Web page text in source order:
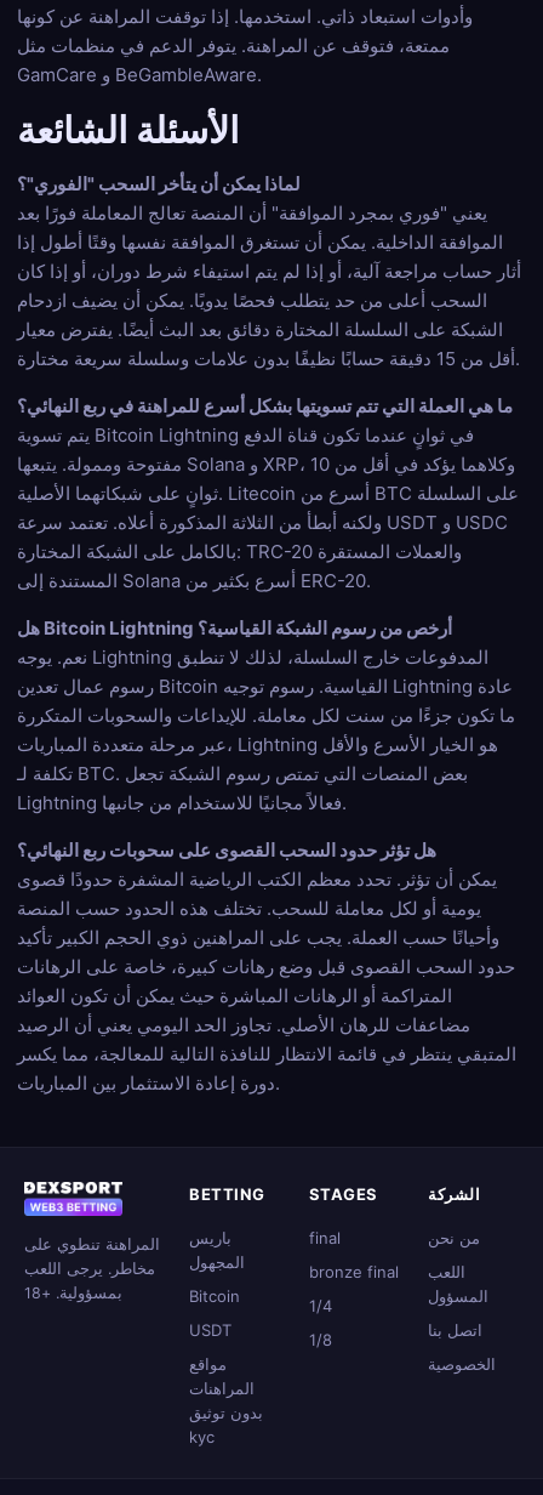
وأدوات استبعاد ذاتي. استخدمها. إذا توقفت المراهنة عن كونها
ممتعة، فتوقف عن المراهنة. يتوفر الدعم في منظمات مثل
GamCare و BeGambleAware.
الأسئلة الشائعة
لماذا يمكن أن يتأخر السحب "الفوري"؟
يعني "فوري بمجرد الموافقة" أن المنصة تعالج المعاملة فورًا بعد
الموافقة الداخلية. يمكن أن تستغرق الموافقة نفسها وقتًا أطول إذا
أثار حساب مراجعة آلية، أو إذا لم يتم استيفاء شرط دوران، أو إذا كان
السحب أعلى من حد يتطلب فحصًا يدويًا. يمكن أن يضيف ازدحام
الشبكة على السلسلة المختارة دقائق بعد البث أيضًا. يفترض معيار
أقل من 15 دقيقة حسابًا نظيفًا بدون علامات وسلسلة سريعة مختارة.
ما هي العملة التي تتم تسويتها بشكل أسرع للمراهنة في ربع النهائي؟
يتم تسوية Bitcoin Lightning في ثوانٍ عندما تكون قناة الدفع
مفتوحة وممولة. يتبعها Solana و XRP، وكلاهما يؤكد في أقل من 10
ثوانٍ على شبكاتهما الأصلية. Litecoin أسرع من BTC على السلسلة
ولكنه أبطأ من الثلاثة المذكورة أعلاه. تعتمد سرعة USDT و USDC
بالكامل على الشبكة المختارة: TRC-20 والعملات المستقرة
المستندة إلى Solana أسرع بكثير من ERC-20.
هل Bitcoin Lightning أرخص من رسوم الشبكة القياسية؟
نعم. يوجه Lightning المدفوعات خارج السلسلة، لذلك لا تنطبق
رسوم عمال تعدين Bitcoin القياسية. رسوم توجيه Lightning عادة
ما تكون جزءًا من سنت لكل معاملة. للإيداعات والسحوبات المتكررة
عبر مرحلة متعددة المباريات، Lightning هو الخيار الأسرع والأقل
تكلفة لـ BTC. بعض المنصات التي تمتص رسوم الشبكة تجعل
Lightning فعالاً مجانيًا للاستخدام من جانبها.
هل تؤثر حدود السحب القصوى على سحوبات ربع النهائي؟
يمكن أن تؤثر. تحدد معظم الكتب الرياضية المشفرة حدودًا قصوى
يومية أو لكل معاملة للسحب. تختلف هذه الحدود حسب المنصة
وأحيانًا حسب العملة. يجب على المراهنين ذوي الحجم الكبير تأكيد
حدود السحب القصوى قبل وضع رهانات كبيرة، خاصة على الرهانات
المتراكمة أو الرهانات المباشرة حيث يمكن أن تكون العوائد
مضاعفات للرهان الأصلي. تجاوز الحد اليومي يعني أن الرصيد
المتبقي ينتظر في قائمة الانتظار للنافذة التالية للمعالجة، مما يكسر
دورة إعادة الاستثمار بين المباريات.
المراهنة تنطوي على
مخاطر. يرجى اللعب
بمسؤولية. +18
BETTING
باريس
المجهول
Bitcoin
USDT
مواقع
المراهنات
بدون توثيق
kyc
STAGES
final
bronze final
1/4
1/8
الشركة
من نحن
اللعب
المسؤول
اتصل بنا
الخصوصية